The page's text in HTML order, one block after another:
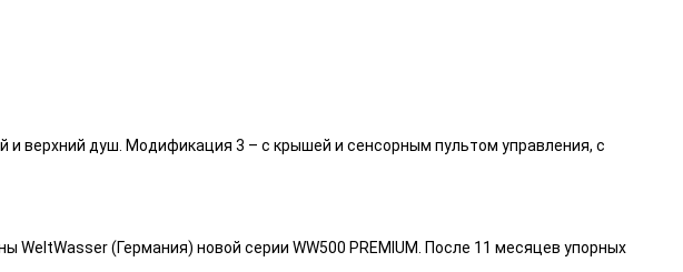
верхний душ. Модификация 3 – с крышей и сенсорным пультом управления, с
(Германия) новой серии WW500 PREMIUM. После 11 месяцев упорных